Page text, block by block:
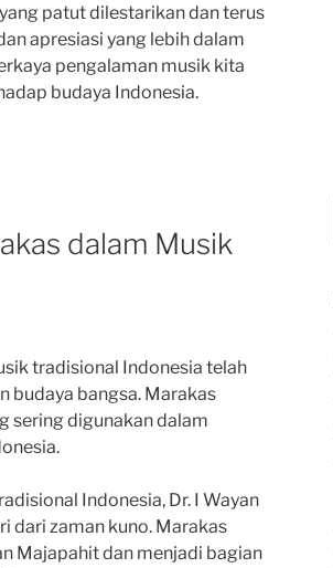
patut dilestarikan dan terus
apresiasi yang lebih dalam
pengalaman musik kita
budaya Indonesia.
dalam Musik
tradisional Indonesia telah
budaya bangsa. Marakas
sering digunakan dalam
Indonesia, Dr. I Wayan
dari zaman kuno. Marakas
Majapahit dan menjadi bagian